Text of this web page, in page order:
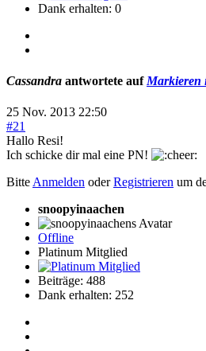
Dank erhalten: 0
Cassandra antwortete auf Markieren
25 Nov. 2013 22:50
#21
Hallo Resi!
Ich schicke dir mal eine PN!
BitteAnmelden oderRegistrieren um
snoopyinaachen
Offline
Platinum Mitglied
Beiträge: 488
Dank erhalten: 252